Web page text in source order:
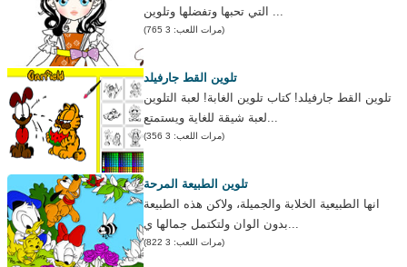
التي تحبها وتفضلها وتلوين ...
(مرات اللعب: 3 765)
تلوين القط جارفيلد
تلوين القط جارفيلد! كتاب تلوين الغابة! لعبة التلوين
لعبة شيقة للغاية ويستمتع...
(مرات اللعب: 3 356)
تلوين الطبيعة المرحة
انها الطبيعية الخلابة والجميلة، ولاكن هذه الطبيعة
بدون الوان ولتكتمل جمالها ي...
(مرات اللعب: 3 822)